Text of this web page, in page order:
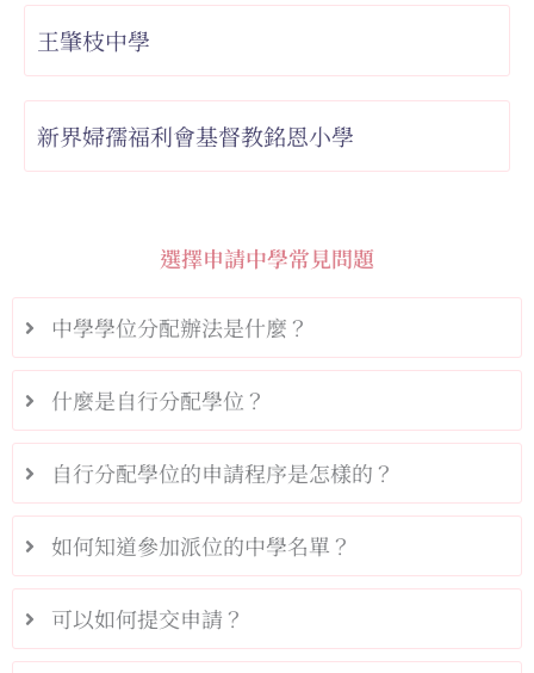
王肇枝中學
新界婦孺福利會基督教銘恩小學
選擇申請中學常見問題
中學學位分配辦法是什麼？
什麼是自行分配學位？
自行分配學位的申請程序是怎樣的？
如何知道參加派位的中學名單？
可以如何提交申請？